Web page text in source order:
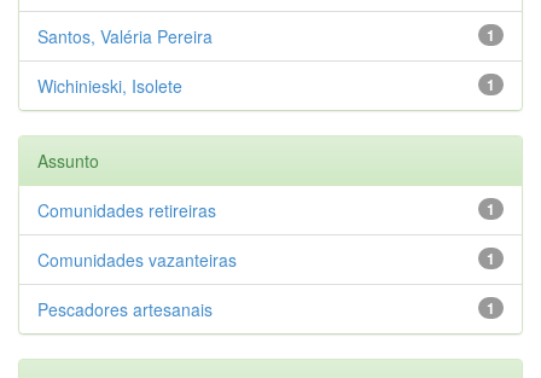
1
Santos, Valéria Pereira
1
Wichinieski, Isolete
Assunto
1
Comunidades retireiras
1
Comunidades vazanteiras
1
Pescadores artesanais